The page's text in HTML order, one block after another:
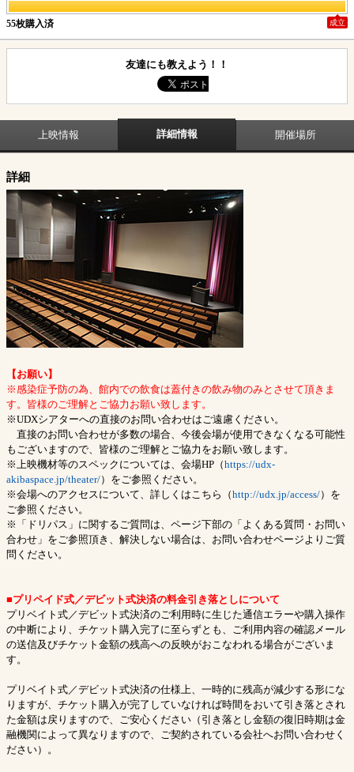
55枚購入済 成立
友達にも教えよう！！
上映情報 詳細情報 開催場所
詳細
【お願い】
※感染症予防の為、館内での飲食は蓋付きの飲み物のみとさせて頂きま
す。皆様のご理解とご協力お願い致します。
※UDXシアターへの直接のお問い合わせはご遠慮ください。
直接のお問い合わせが多数の場合、今後会場が使用できなくなる可能性
もございますので、皆様のご理解とご協力をお願い致します。
※上映機材等のスペックについては、会場HP（https://udx-
akibaspace.jp/theater/）をご参照ください。
※会場へのアクセスについて、詳しくはこちら（http://udx.jp/access/）を
ご参照ください。
※「ドリパス」に関するご質問は、ページ下部の「よくある質問・お問い
合わせ」をご参照頂き、解決しない場合は、お問い合わせページよりご質
問ください。
■プリペイド式／デビット式決済の料金引き落としについて
プリベイト式／デビット式決済のご利用時に生じた通信エラーや購入操作
の中断により、チケット購入完了に至らずとも、ご利用内容の確認メール
の送信及びチケット金額の残高への反映がおこなわれる場合がございま
す。
プリベイト式／デビット式決済の仕様上、一時的に残高が減少する形にな
りますが、チケット購入が完了していなければ時間をおいて引き落とされ
た金額は戻りますので、ご安心ください（引き落とし金額の復旧時期は金
融機関によって異なりますので、ご契約されている会社へお問い合わせく
ださい）。